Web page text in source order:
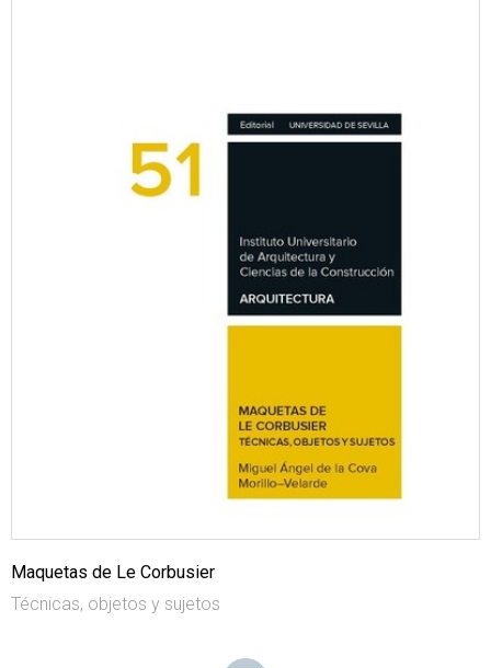
Maquetas de Le Corbusier
Técnicas, objetos y sujetos